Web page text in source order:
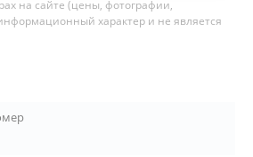
на сайте (цены, фотографии,
характер и не является